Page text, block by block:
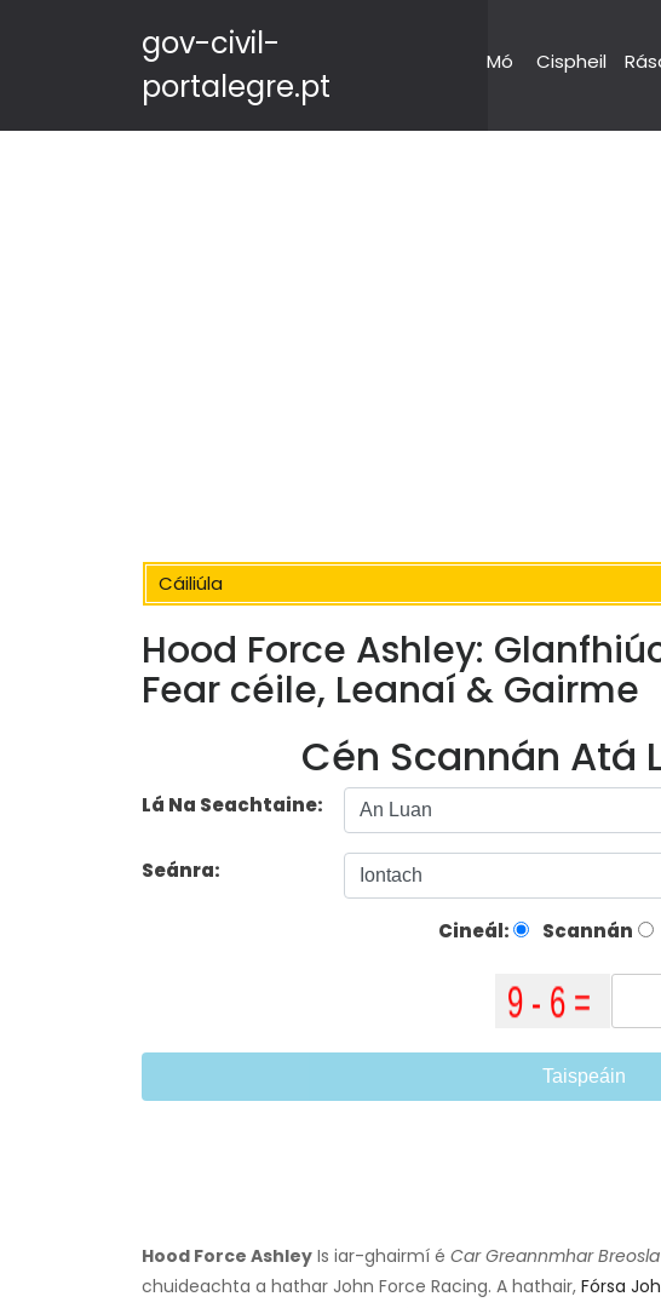
gov-civil-
portalegre.pt
Mó Cispheil
Cáiliúla
Hood Force Ashley:
Fear céile, Leanaí & Gairme
Cén Scannán Atá
Lá Na Seachtaine:
Seánra:
Cineál: Scannán
Taispeáin
Hood Force Ashley Is iar-ghairmí é Car Greannmhar
chuideachta a hathar John Force Racing. A hathair, Fórsa